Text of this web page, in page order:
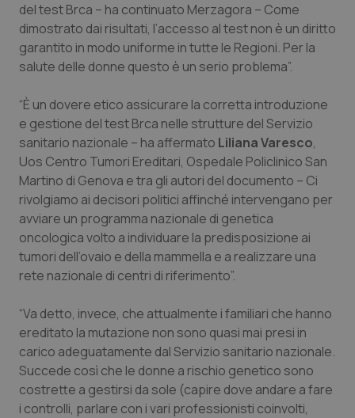
del test Brca – ha continuato Merzagora – Come
dimostrato dai risultati, l’accesso al test non è un diritto
garantito in modo uniforme in tutte le Regioni. Per la
salute delle donne questo è un serio problema”.
“È un dovere etico assicurare la corretta introduzione
e gestione del test Brca nelle strutture del Servizio
sanitario nazionale – ha affermato Liliana Varesco,
Uos Centro Tumori Ereditari, Ospedale Policlinico San
Martino di Genova e tra gli autori del documento – Ci
rivolgiamo ai decisori politici affinché intervengano per
avviare un programma nazionale di genetica
oncologica volto a individuare la predisposizione ai
tumori dell’ovaio e della mammella e a realizzare una
rete nazionale di centri di riferimento”.
“Va detto, invece, che attualmente i familiari che hanno
ereditato la mutazione non sono quasi mai presi in
carico adeguatamente dal Servizio sanitario nazionale.
Succede così che le donne a rischio genetico sono
costrette a gestirsi da sole (capire dove andare a fare
i controlli, parlare con i vari professionisti coinvolti,